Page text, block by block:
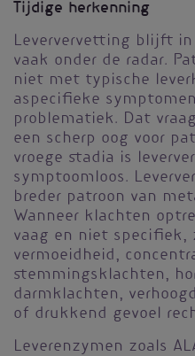
Tijdige herkenning
Leververvetting blijft
vaak onder de radar.
niet met typische
aspecifieke
problematiek. Dat
een scherp oog voor
vroege stadia is
symptoomloos.
breder patroon van
Wanneer klachten
vaag en niet specifiek,
vermoeidheid,
stemmingsklachten,
darmklachten,
of drukkend gevoel
Leverenzymen zoals